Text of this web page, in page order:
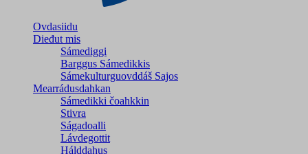
Ovdasiidu
Dieđut mis
Sámediggi
Barggus Sámedikkis
Sámekulturguovddáš Sajos
Mearrádusdahkan
Sámedikki čoahkkin
Stivra
Ságadoalli
Lávdegottit
Hálddahus